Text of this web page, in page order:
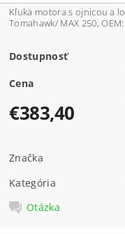
Kľuka motora s ojnicou a
Tomahawk/ MAX 250,
Dostupnosť
Cena
€383,40
Značka
Kategória
Otázka